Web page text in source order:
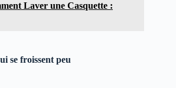
Laver une Casquette :
se froissent peu